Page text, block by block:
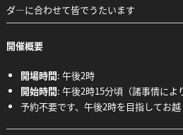
ダ―に合わせて皆でうたいます
開催概要
開場時間: 午後2時
開始時間: 午後2時15分頃（諸事情によ
予約不要です、午後2時を目指してお越